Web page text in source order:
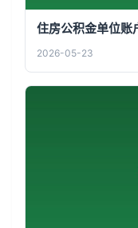
住房公积金单位账
2026-05-23